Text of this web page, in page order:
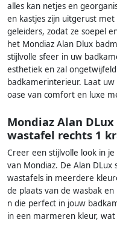
alles kan netjes en
en kastjes zijn uitgerust
geleiders, zodat ze soepel
het Mondiaz Alan Dlux
stijlvolle sfeer in uw
esthetiek en zal
badkamerinterieur. Laat
oase van comfort en luxe
Mondiaz Alan
wastafel rechts 1
Creer een stijlvolle look in
van Mondiaz. De Alan
wastafels in meerdere
de plaats van de wasbak
n die perfect in jouw
in een marmeren kleur,